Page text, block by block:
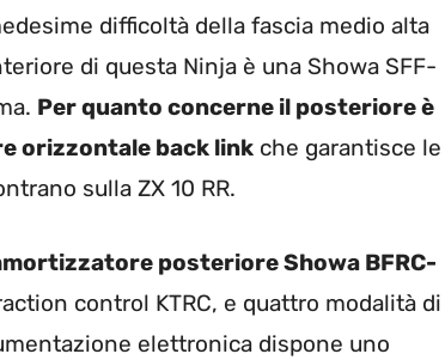
difficoltà della fascia medio alta
di questa Ninja è una Showa SFF-
Per quanto concerne il posteriore è
orizzontale back link che garantisce le
sulla ZX 10 RR.
posteriore Showa BFRC-
control KTRC, e quattro modalità di
elettronica dispone uno